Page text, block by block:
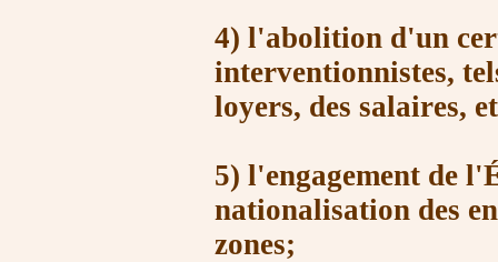
4) l'abolition d'un
interventionnistes,
loyers, des salaires,
5) l'engagement de
nationalisation des
zones;